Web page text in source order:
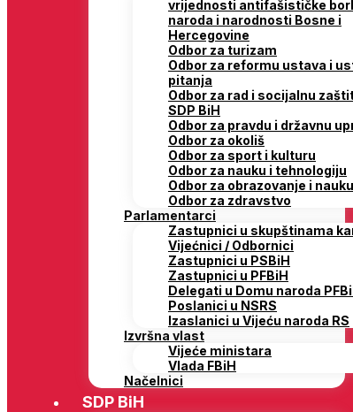
vrijednosti antifašističke
naroda i narodnosti Bosne i
Hercegovine
Odbor za turizam
Odbor za reformu ustava i
pitanja
Odbor za rad i socijalnu
SDP BiH
Odbor za pravdu i državnu
Odbor za okoliš
Odbor za sport i kulturu
Odbor za nauku i tehnologiju
Odbor za obrazovanje i nauku
Odbor za zdravstvo
Parlamentarci
Zastupnici u skupštinama
Vijećnici / Odbornici
Zastupnici u PSBiH
Zastupnici u PFBiH
Delegati u Domu naroda
Poslanici u NSRS
Izaslanici u Vijeću naroda RS
Izvršna vlast
Vijeće ministara
Vlada FBiH
Načelnici
SDP BiH